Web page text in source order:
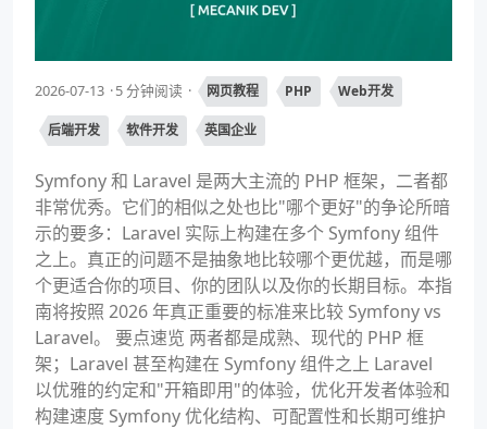
2026-07-13 5 分钟阅读 网页教程 PHP Web开发
后端开发 软件开发 英国企业
Symfony 和 Laravel 是两大主流的 PHP 框架，二者都
非常优秀。它们的相似之处也比"哪个更好"的争论所暗
示的要多：Laravel 实际上构建在多个 Symfony 组件
之上。真正的问题不是抽象地比较哪个更优越，而是哪
个更适合你的项目、你的团队以及你的长期目标。本指
南将按照 2026 年真正重要的标准来比较 Symfony vs
Laravel。 要点速览 两者都是成熟、现代的 PHP 框
架；Laravel 甚至构建在 Symfony 组件之上 Laravel
以优雅的约定和"开箱即用"的体验，优化开发者体验和
构建速度 Symfony 优化结构、可配置性和长期可维护